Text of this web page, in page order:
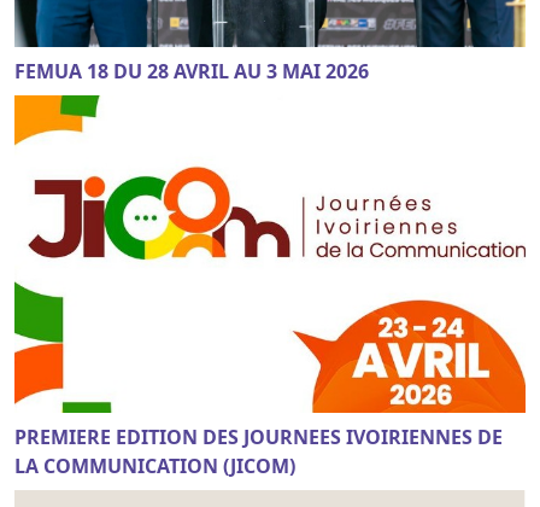
FEMUA 18 DU 28 AVRIL AU 3 MAI 2026
PREMIERE EDITION DES JOURNEES IVOIRIENNES DE
LA COMMUNICATION (JICOM)